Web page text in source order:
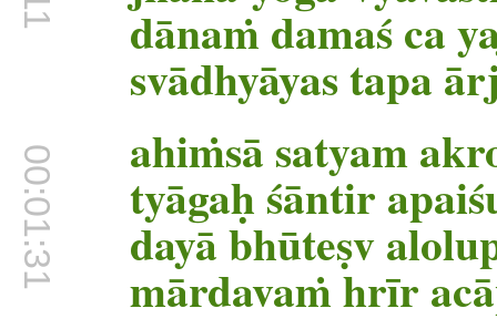
dānaṁ damaś ca
svādhyāyas tapa
00:01:31 ahiṁsā satyam
tyāgaḥ śāntir
dayā bhūteṣv
mārdavaṁ hrīr